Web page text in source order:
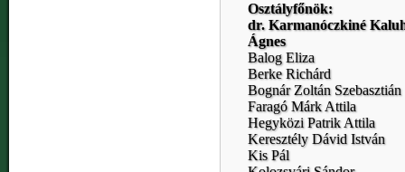
Osztályfőnök:
dr. Karmanóczkiné
Ágnes
Balog Eliza
Berke Richárd
Bognár Zoltán Szebasztián
Faragó Márk Attila
Hegyközi Patrik Attila
Keresztély Dávid István
Kis Pál